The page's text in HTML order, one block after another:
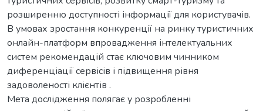
розширенню доступності інформації для користувачів.
В умовах зростання конкуренції на ринку туристичних
онлайн-платформ впровадження інтелектуальних
систем рекомендацій стає ключовим чинником
диференціації сервісів і підвищення рівня
задоволеності клієнтів .
Мета дослідження полягає у розробленні